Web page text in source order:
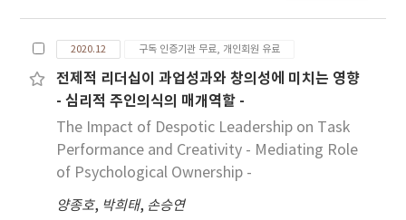
도에 각각의 배태성이 보여주는 매개효과 역시 유효
한 것으로 확인되었다. 이러한 분석 과정에서 조직 및
직무배태성 두 가지 요소의 차별적 프로세스와 영향
력을 비교하면서 진행하였다. 그리하여 본 연구에서
는 검증된 영향 관계의 고찰과 이론 및 실무적 시사점
그리고 향후 과제를 서술하여 논의하고자 한다.
였다. 또한, 노력-보상 불균형과 반생산적 과업행동
간 관계를 잡 크래프팅이 매개하는지 알아보고였다.
이를 위하여 본 논문에서는 한국에 종사하는 203명의
직원들을 대상으로 설문조사를 실시하였으며 회귀분
석법으로 자료를 분석하였는데, 그 결과는 다음과 같
다. 첫째, 노력-보상 불균형이 높을수록 잡 크래프팅
이 높아지는 것으로 나타났다. 특히, 노력-보상 불균
형과 구조적 직무자원을 증가시키는 행동, 사회적 직
2020.12 구독 인증기관 무료, 개인회원 유료
전제적 리더십이 과업성과와 창의성에 미치는 영향
- 심리적 주인의식의 매개역할 -
The Impact of Despotic Leadership on Task
Performance and Creativity - Mediating Role
of Psychological Ownership -
양종호, 박희태, 손승연